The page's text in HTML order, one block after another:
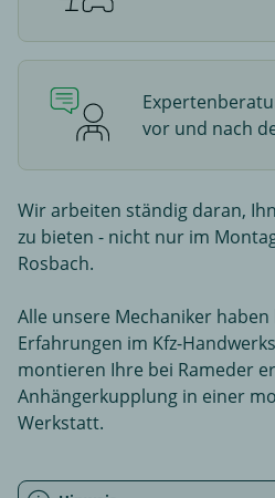
vor und nach
Wir arbeiten ständig daran,
zu bieten - nicht nur im
Rosbach.
Alle unsere Mechaniker
Erfahrungen im Kfz-
montieren Ihre bei Rameder
Anhängerkupplung in einer
Werkstatt.